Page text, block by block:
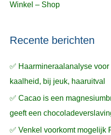
Winkel – Shop
Recente berichten
✅ Haarmineraalanalyse
kaalheid, bij jeuk, haaruitval
✅ Cacao is een
geeft een
✅ Venkel voorkomt mogelijk